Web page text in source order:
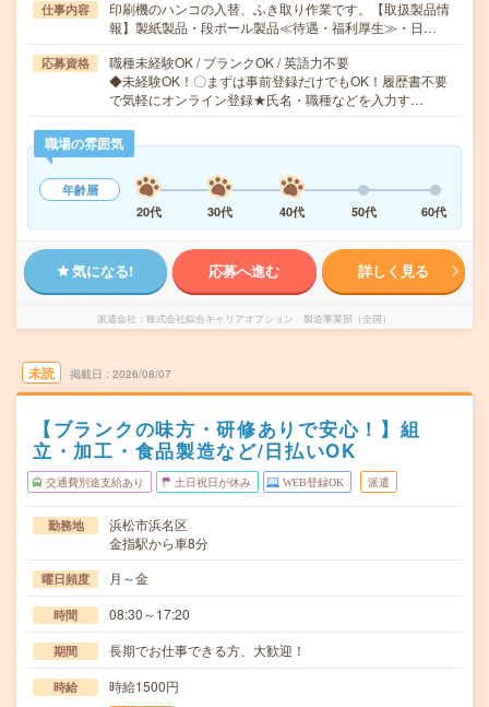
仕事内容
印刷機のハンコの入替、ふき取り作業です。【取扱製品情
報】製紙製品・段ボール製品≪待遇・福利厚生≫・日…
応募資格
職種未経験OK / ブランクOK / 英語力不要
◆未経験OK！〇まずは事前登録だけでもOK！履歴書不要
で気軽にオンライン登録★氏名・職種などを入力す…
職場の雰囲気
年齢層
20代
30代 40代 50代 60代
気になる! 応募へ進む 詳しく見る
派遣会社 株式会社綜合キャリアオプション 製造事業部（全国）
未読 掲載日 2026/08/07
【ブランクの味方・研修ありで安心！】組
立・加工・食品製造など/日払いOK
交通費別途支給あり 土日祝日が休み WEB登録OK 派遣
勤務地
浜松市浜名区
金指駅から車8分
曜日頻度 月～金
時間 08:30～17:20
期間 長期でお仕事できる方、大歓迎！
時給 時給1500円